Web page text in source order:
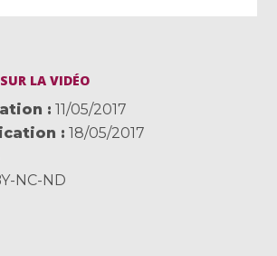
LA VIDÉO
11/05/2017
18/05/2017
NC-ND